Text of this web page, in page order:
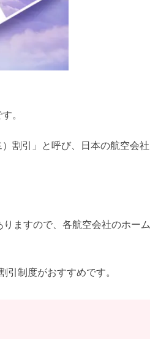
。
割引」と呼び、日本の航空会社
ますので、各航空会社のホーム
制度がおすすめです。